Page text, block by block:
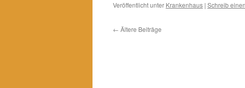
Veröffentlicht unter Krankenhaus | Schreib
← Ältere Beiträge